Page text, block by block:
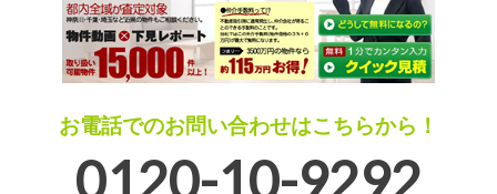
お電話でのお問い合わせはこちらから！
0120-10-9292